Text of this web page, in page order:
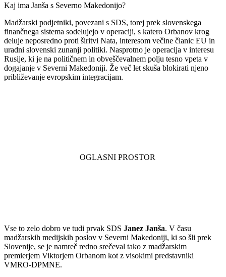
Kaj ima Janša s Severno Makedonijo?
Madžarski podjetniki, povezani s SDS, torej prek slovenskega
finančnega sistema sodelujejo v operaciji, s katero Orbanov krog
deluje neposredno proti širitvi Nata, interesom večine članic EU in
uradni slovenski zunanji politiki. Nasprotno je operacija v interesu
Rusije, ki je na političnem in obveščevalnem polju tesno vpeta v
dogajanje v Severni Makedoniji. Že več let skuša blokirati njeno
približevanje evropskim integracijam.
Vse to zelo dobro ve tudi prvak SDS Janez Janša. V času
madžarskih medijskih poslov v Severni Makedoniji, ki so šli prek
Slovenije, se je namreč redno srečeval tako z madžarskim
premierjem Viktorjem Orbanom kot z visokimi predstavniki
VMRO-DPMNE.